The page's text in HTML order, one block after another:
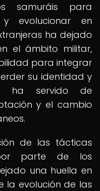
samuráis para
y evolucionar en
ha dejado
el ámbito militar,
para integrar
su identidad y
ha servido de
y el cambio
de las tácticas
parte de los
una huella en
la evolución de las